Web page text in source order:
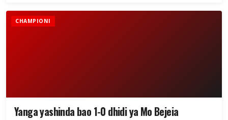
CHAMPIONI
Yanga yashinda bao 1-0 dhidi ya Mo Bejeia